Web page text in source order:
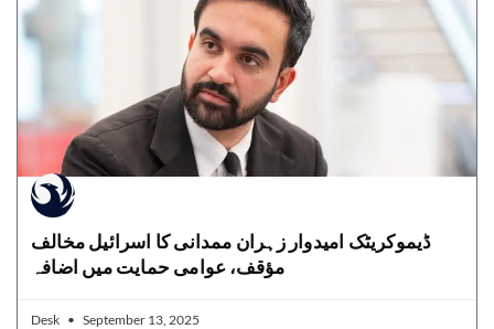
ڈیموکریٹک امیدوار زہران ممدانی کا اسرائیل مخالف
مؤقف، عوامی حمایت میں اضافہ
Desk September 13, 2025